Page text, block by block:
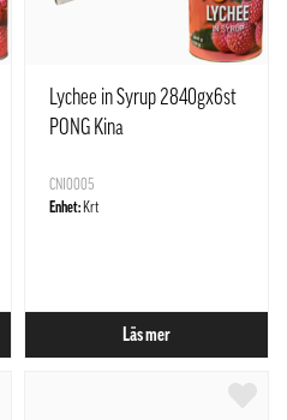
Lychee in Syrup 2840gx6st
PONG Kina
CNI0005
Enhet: Krt
Läs mer